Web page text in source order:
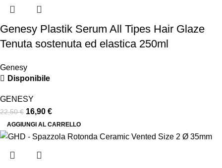
Genesy Plastik Serum All Tipes Hair Glaze
Tenuta sostenuta ed elastica 250ml
Genesy
Disponibile
GENESY
22,50€ 16,90 €
AGGIUNGI AL CARRELLO